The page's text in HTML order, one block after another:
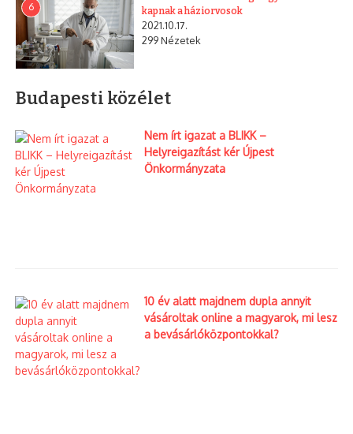
6
kapnak a háziorvosok
2021.10.17.
299 Nézetek
Budapesti közélet
Nem írt igazat a BLIKK –
Helyreigazítást kér Újpest
Önkormányzata
10 év alatt majdnem dupla annyit
vásároltak online a magyarok, mi lesz
a bevásárlóközpontokkal?